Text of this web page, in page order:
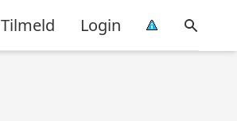
Tilmeld Login